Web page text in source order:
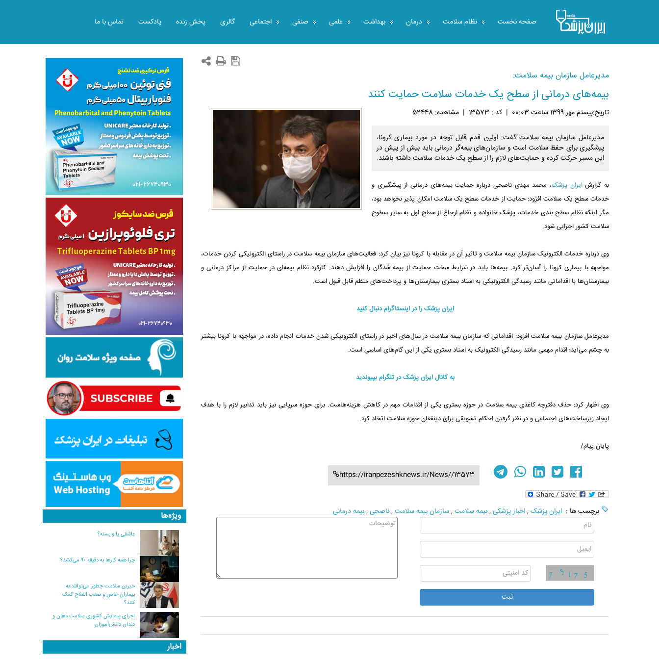
صفحه نخست نظام سلامت درمان بهداشت علمی صنفی اجتماعی گالری پخش زنده پادکست تماس با ما
مدیرعامل سازمان بیمه سلامت:
بیمه‌های درمانی از سطح یک خدمات سلامت حمایت کنند
تاريخ:بيستم مهر 1399 ساعت 00:03 | کد : 13573 | مشاهده: 52448
مدیرعامل سازمان بیمه سلامت گفت: اولین قدم قابل توجه در مورد بیماری کرونا،
پیشگیری برای حفظ سلامت است و سازمان‌های بیمه‌گر درمانی باید بیش از پیش در
این مسیر حرکت کرده و حمایت‌های لازم را از سطح یک خدمات سلامت داشته باشند.
به گزارشایران پزشک، محمد مهدی ناصحی درباره حمایت بیمه‌های درمانی از پیشگیری و
خدمات سطح یک سلامت افزود: حمایت از خدمات سطح یک سلامت امکان پذیر نخواهد بود،
مگر اینکه نظام سطح بندی خدمات، پزشک خانواده و نظام ارجاع از سطح اول به سایر سطوح
سلامت کشور اجرایی شود.
وی درباره خدمات الکترونیک سازمان بیمه سلامت و تاثیر آن در مقابله با کرونا نیز بیان کرد: فعالیت‌های سازمان بیمه سلامت در راستای الکترونیکی کردن خدمات،
مواجهه با بیماری کرونا را آسان‌تر کرد. بیمه‌ها باید در شرایط سخت حمایت از بیمه شدگان را افزایش دهند. کارکرد نظام بیمه‌ای در حمایت از مراکز درمانی و
بیمارستان‌ها با اقداماتی مانند رسیدگی الکترونیکی به اسناد بستری بیمارستان‌ها و پرداخت‌های منظم قابل قبول است.
ایران پزشک را در اینستاگرام دنبال کنید
مدیرعامل سازمان بیمه سلامت افزود: اقداماتی که سازمان بیمه سلامت در سال‌های اخیر در راستای الکترونیکی شدن خدمات انجام داده، در مواجهه با کرونا بیشتر
به چشم می‌آید؛ اقدام مهمی مانند رسیدگی الکترونیک به اسناد بستری یکی از این گام‌های اساسی است.
به کانال ایران پزشک در تلگرام بپیوندید
وی اظهار کرد: حذف دفترچه کاغذی بیمه سلامت در حوزه بستری یکی از اقدامات مهم در کاهش هزینه‌هاست. برای حوزه سرپایی نیز باید تدابیر لازم را با هدف
ایجاد زیرساخت‌های اجتماعی و در نظر گرفتن احکام تشویقی برای ذینفعان حوزه سلامت اتخاذ کرد.
پایان پیام/
https://iranpezeshknews.ir/News//13573
برچسب ها : ایران پزشک,اخبار پزشکی,بیمه سلامت,سازمان بیمه سلامت,ناصحی,بیمه درمانی ویژه‌ها
عاشقی یا وابسته؟
چرا همه کارها به دقیقه ۹۰ می‌کشد؟
خیرین سلامت چطور می‌توانند به
بیماران خاص و صعب العلاج کمک
کنند؟
اجرای پیمایش کشوری سلامت دهان و
دندان دانش‌آموزان
اخبار